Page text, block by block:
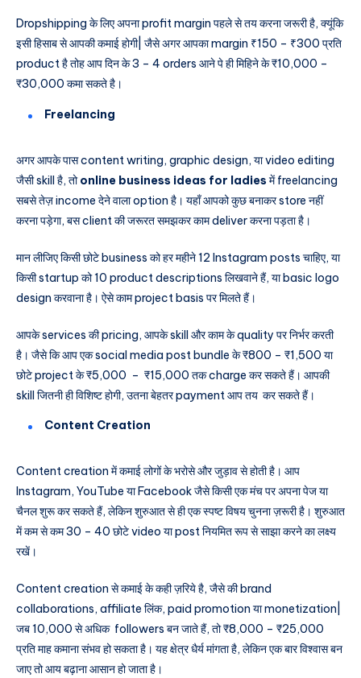
Dropshipping के लिए अपना profit margin पहले से तय करना जरूरी है, क्यूंकि
इसी हिसाब से आपकी कमाई होगी| जैसे अगर आपका margin ₹150 – ₹300 प्रति
product है तोह आप दिन के 3 – 4 orders आने पे ही मिहिने के ₹10,000 –
₹30,000 कमा सकते है।
Freelancing
अगर आपके पास content writing, graphic design, या video editing
जैसी skill है, तोonline business ideas for ladies में freelancing
सबसे तेज़ income देने वाला option है। यहाँ आपको कुछ बनाकर store नहीं
करना पड़ेगा, बस client की जरूरत समझकर काम deliver करना पड़ता है।
मान लीजिए किसी छोटे business को हर महीने 12 Instagram posts चाहिए, या
किसी startup को 10 product descriptions लिखवाने हैं, या basic logo
design करवाना है। ऐसे काम project basis पर मिलते हैं।
आपके services की pricing, आपके skill और काम के quality पर निर्भर करती
है। जैसे कि आप एक social media post bundle के ₹800 – ₹1,500 या
छोटे project के ₹5,000 – ₹15,000 तक charge कर सकते हैं। आपकी
skill जितनी ही विशिष्ट होगी, उतना बेहतर payment आप तय कर सकते हैं।
Content Creation
Content creation में कमाई लोगों के भरोसे और जुड़ाव से होती है। आप
Instagram, YouTube या Facebook जैसे किसी एक मंच पर अपना पेज या
चैनल शुरू कर सकते हैं, लेकिन शुरुआत से ही एक स्पष्ट विषय चुनना ज़रूरी है। शुरुआत
में कम से कम 30 – 40 छोटे video या post नियमित रूप से साझा करने का लक्ष्य
रखें।
Content creation से कमाई के कही ज़रिये है, जैसे की brand
collaborations, affiliate लिंक, paid promotion या monetization|
जब 10,000 से अधिक followers बन जाते हैं, तो ₹8,000 – ₹25,000
प्रति माह कमाना संभव हो सकता है। यह क्षेत्र धैर्य मांगता है, लेकिन एक बार विश्वास बन
जाए तो आय बढ़ाना आसान हो जाता है।